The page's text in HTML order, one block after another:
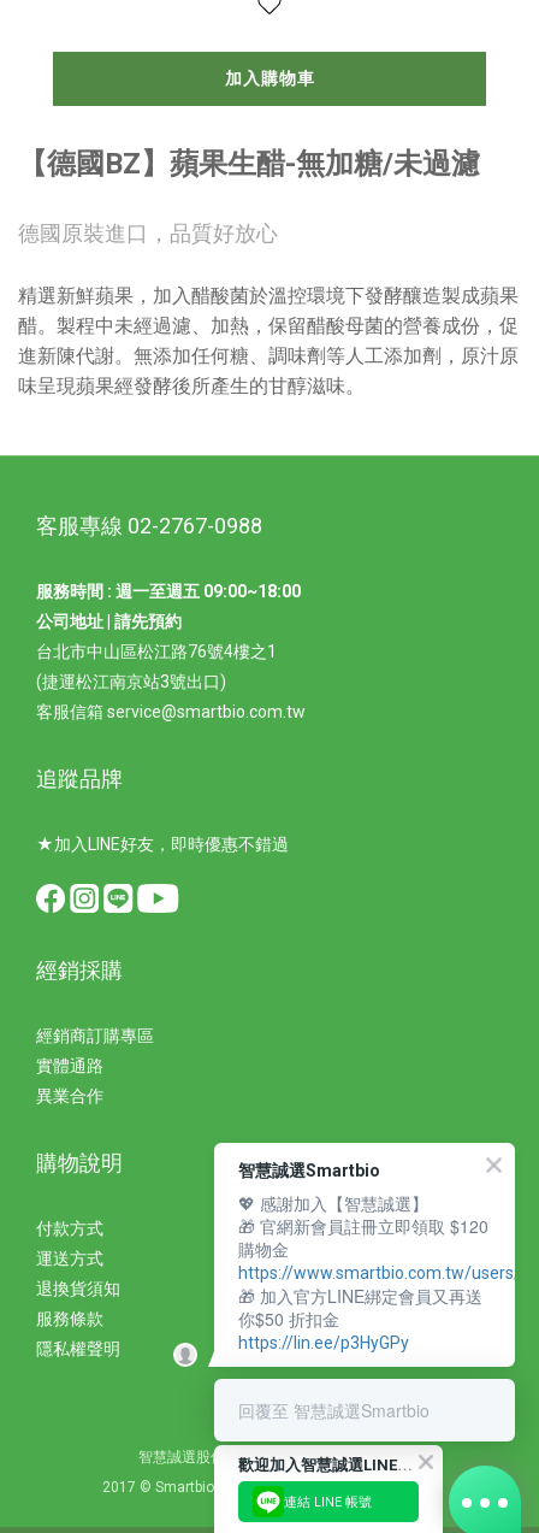
加入購物車
【德國BZ】蘋果生醋-無加糖/未過濾
德國原裝進口，品質好放心
精選新鮮蘋果，加入醋酸菌於溫控環境下發酵釀造製成蘋果
醋。製程中未經過濾、加熱，保留醋酸母菌的營養成份，促
進新陳代謝。無添加任何糖、調味劑等人工添加劑，原汁原
味呈現蘋果經發酵後所產生的甘醇滋味。
客服專線 02-2767-0988
服務時間 : 週一至週五 09:00~18:00
公司地址 | 請先預約
台北市中山區松江路76號4樓之1
(捷運松江南京站3號出口)
客服信箱 service@smartbio.com.tw
追蹤品牌
★加入LINE好友，即時優惠不錯過
經銷採購
經銷商訂購專區
實體通路
異業合作
購物說明
付款方式
運送方式
退換貨須知
服務條款
隱私權聲明
智慧誠選股份有限公司 統編：27310393
2017 © Smartbio Corporation. All Rights Reserved.
歡
迎加入智慧誠選LINE好友
連結 LINE 帳號
智慧誠選Smartbio
💖 感謝加入【智慧誠選】
🎁 官網新會員註冊立即領取 $120
購物金
https://www.smartbio.com.tw/users/
🎁 加入官方LINE綁定會員又再送
你$50 折扣金
https://lin.ee/p3HyGPy
回覆至 智慧誠選Smartbio